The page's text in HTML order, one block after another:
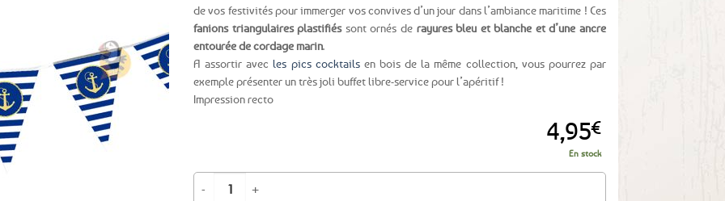
Ajouter
aux
favoris
de vos festivités pour immerger vos convives d’un jour dans l’ambiance maritime ! Ces
fanions triangulaires plastifiéssont ornés de rayures bleu et blanche et d’une ancre
entourée de cordage marin.
A assortir avecles pics cocktailsen bois de la même collection, vous pourrez par
exemple présenter un très joli buffet libre-service pour l’apéritif !
Impression recto
4,95€
En stock
quantité de Guirlande de fanions Ancre marine - 3 mètres